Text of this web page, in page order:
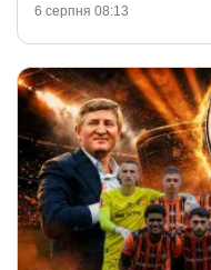
6 серпня 08:13